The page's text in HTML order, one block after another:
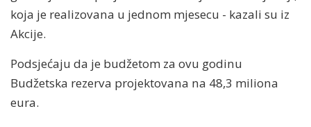
koja je realizovana u jednom mjesecu - kazali su iz
Akcije.
Podsjećaju da je budžetom za ovu godinu
Budžetska rezerva projektovana na 48,3 miliona
eura.